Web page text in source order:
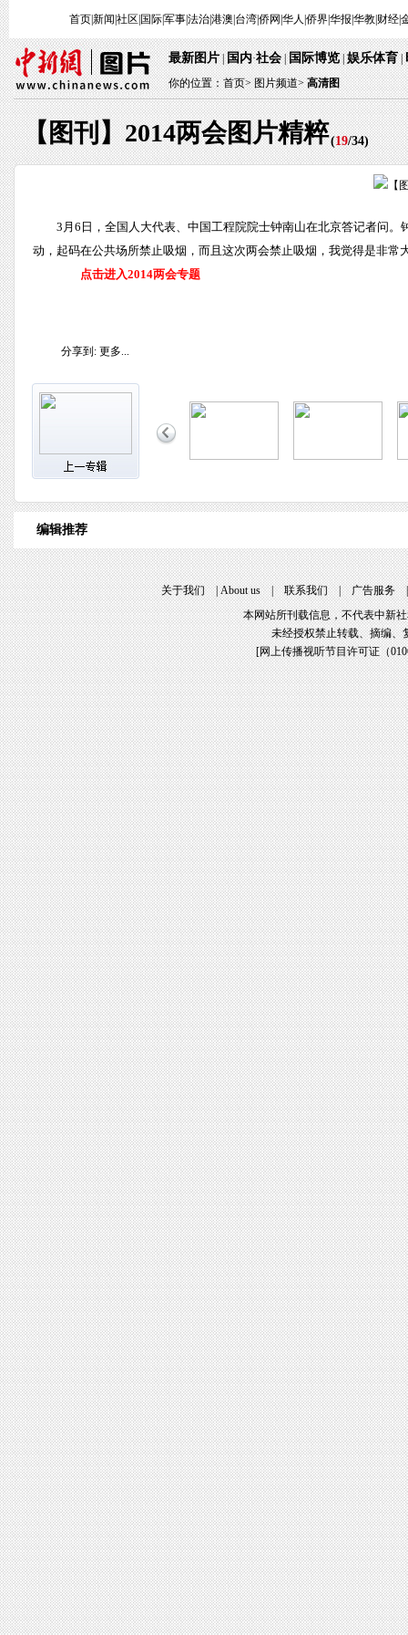
首页|新闻 社区 国际|军事|法治|港澳 台湾|侨网 华人 侨界|华报 华教| 财经|
最新图片|国内·社会|国际博览|娱乐体育|
你的位置：首页>图片频道> 高清图
【图刊】2014两会图片精粹(19/34)
3月6日，全国人大代表、中国工程院院士钟南山在北京答记者问
动，起码在公共场所禁止吸烟，而且这次两会禁止吸烟，我觉得是非常
点击进入2014两会专题
分享到: 更多...
编辑推荐
关于我们|About us|联系我们|广告服务
本网站所刊载信息，不代表中新
未经授权禁止转载、摘编、
[网上传播视听节目许可证（